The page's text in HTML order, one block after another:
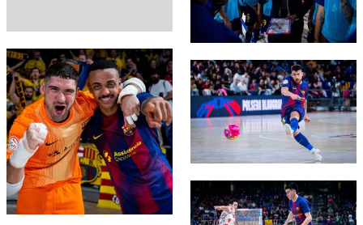
FC Barcelona club badge
FC Barcelona club badge
FC Barcelona club badge